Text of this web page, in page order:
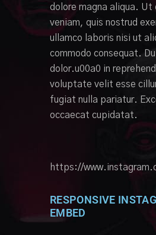
dolore magna aliqua. Ut
veniam, quis nostrud
ullamco laboris nisi ut
commodo consequat.
dolor.u00a0 in
voluptate velit esse
fugiat nulla pariatur.
occaecat cupidatat.
https://
RESPONSIVE
EMBED